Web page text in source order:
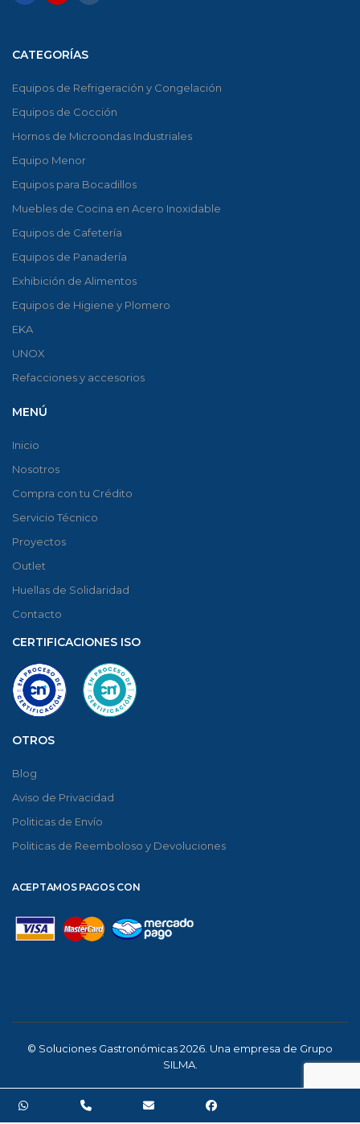
CATEGORÍAS
Equipos de Refrigeración y Congelación
Equipos de Cocción
Hornos de Microondas Industriales
Equipo Menor
Equipos para Bocadillos
Muebles de Cocina en Acero Inoxidable
Equipos de Cafetería
Equipos de Panadería
Exhibición de Alimentos
Equipos de Higiene y Plomero
EKA
UNOX
Refacciones y accesorios
MENÚ
Inicio
Nosotros
Compra con tu Crédito
Servicio Técnico
Proyectos
Outlet
Huellas de Solidaridad
Contacto
CERTIFICACIONES ISO
OTROS
Blog
Aviso de Privacidad
Politicas de Envío
Politicas de Reemboloso y Devoluciones
ACEPTAMOS PAGOS CON
© Soluciones Gastronómicas 2026. Una empresa de Grupo
SILMA.